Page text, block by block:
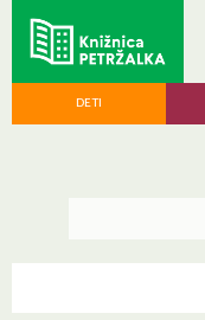
DETI